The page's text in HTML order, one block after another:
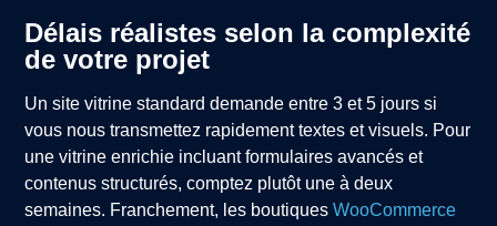
Délais réalistes selon la complexité
de votre projet
Un site vitrine standard demande entre 3 et 5 jours si
vous nous transmettez rapidement textes et visuels. Pour
une vitrine enrichie incluant formulaires avancés et
contenus structurés, comptez plutôt une à deux
semaines. Franchement, les boutiquesWooCommerce